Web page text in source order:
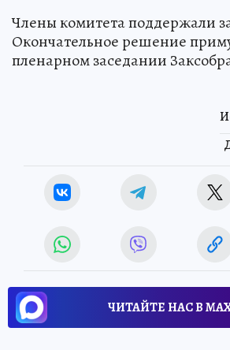
Члены комитета поддержали
Окончательное решение
пленарном заседании
ЧИТАЙТЕ НАС В